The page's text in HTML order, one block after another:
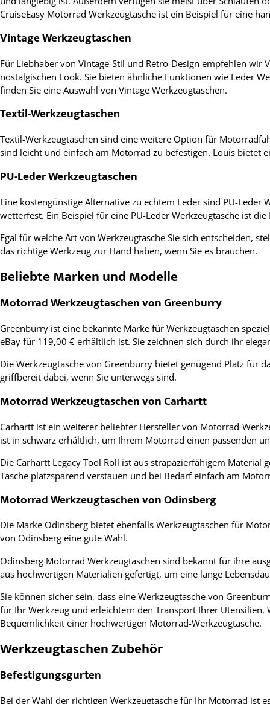
CruiseEasy Motorrad Werkzeugtasche ist ein Beispiel für eine
Vintage Werkzeugtaschen
Für Liebhaber von Vintage-Stil und Retro-Design empfehlen
nostalgischen Look. Sie bieten ähnliche Funktionen wie Leder
finden Sie eine Auswahl von Vintage Werkzeugtaschen.
Textil-Werkzeugtaschen
Textil-Werkzeugtaschen sind eine weitere Option für
sind leicht und einfach am Motorrad zu befestigen. Louis bietet
PU-Leder Werkzeugtaschen
Eine kostengünstige Alternative zu echtem Leder sind PU-
wetterfest. Ein Beispiel für eine PU-Leder Werkzeugtasche ist
Egal für welche Art von Werkzeugtasche Sie sich entscheiden,
das richtige Werkzeug zur Hand haben, wenn Sie es brauchen.
Beliebte Marken und Modelle
Motorrad Werkzeugtaschen von Greenburry
Greenburry ist eine bekannte Marke für Werkzeugtaschen
eBay für 119,00 € erhältlich ist. Sie zeichnen sich durch ihr
Die Werkzeugtasche von Greenburry bietet genügend Platz für
griffbereit dabei, wenn Sie unterwegs sind.
Motorrad Werkzeugtaschen von Carhartt
Carhartt ist ein weiterer beliebter Hersteller von Motorrad-
ist in schwarz erhältlich, um Ihrem Motorrad einen passenden
Die Carhartt Legacy Tool Roll ist aus strapazierfähigem
Tasche platzsparend verstauen und bei Bedarf einfach am
Motorrad Werkzeugtaschen von Odinsberg
Die Marke Odinsberg bietet ebenfalls Werkzeugtaschen für
von Odinsberg eine gute Wahl.
Odinsberg Motorrad Werkzeugtaschen sind bekannt für ihre
aus hochwertigen Materialien gefertigt, um eine lange
Sie können sicher sein, dass eine Werkzeugtasche von
für Ihr Werkzeug und erleichtern den Transport Ihrer Utensilien.
Bequemlichkeit einer hochwertigen Motorrad-Werkzeugtasche.
Werkzeugtaschen Zubehör
Befestigungsgurten
Bei der Wahl der richtigen Werkzeugtasche für Ihr Motorrad ist